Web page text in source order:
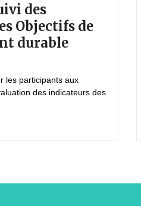
de
aux
des
Ce module
techniques